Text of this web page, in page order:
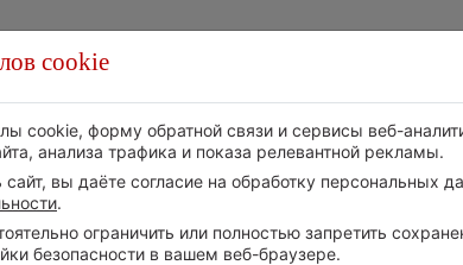
cookie
cookie, форму обратной связи и сервисы веб-
анализа трафика и показа релевантной рекламы.
вы даёте согласие на обработку персональных
.
ограничить или полностью запретить
безопасности в вашем веб-браузере.